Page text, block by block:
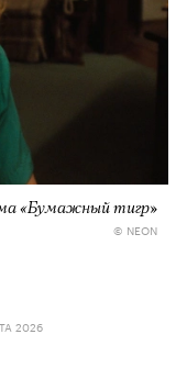
«Бумажный тигр»
© NEON
2026